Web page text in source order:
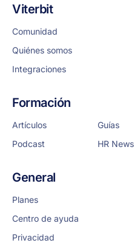
Viterbit
Comunidad
Quiénes somos
Integraciones
Formación
Artículos Guías
Podcast
HR News
General
Planes
Centro de ayuda
Privacidad